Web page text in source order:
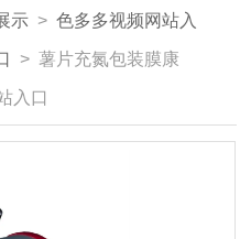
示 >色多多视频网站入
> 薯片充氮包装膜康
入口